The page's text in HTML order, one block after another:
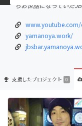
らお世話になっていた
www.youtube.com/
yamanoya.work/
支援したプロジェクト 0